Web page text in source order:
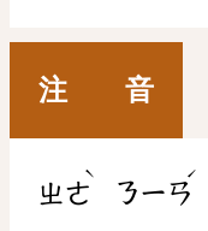
注 音
ㄓㄜ
ˋ
ㄋㄧㄢ
ˊ